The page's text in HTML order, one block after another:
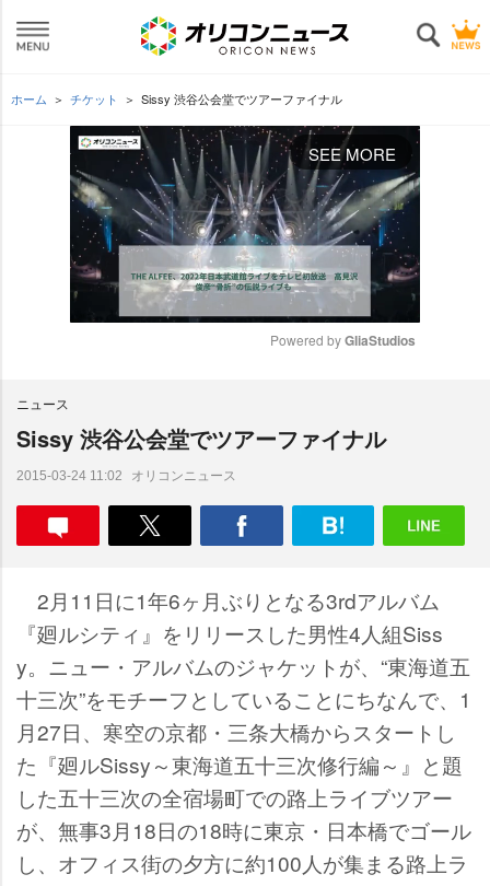
ホーム チケット Sissy 渋谷公会堂でツアーファイナル
SEE MORE
e
Powered by GliaStudios
ニュース
Sissy 渋谷公会堂でツアーファイナル
2015-03-24 11:02 オリコンニュース
2月11日に1年6ヶ月ぶりとなる3rdアルバム
『廻ルシティ』をリリースした男性4人組Siss
y。ニュー・アルバムのジャケットが、“東海道五
十三次”をモチーフとしていることにちなんで、1
月27日、寒空の京都・三条大橋からスタートし
た『廻ルSissy～東海道五十三次修行編～』と題
した五十三次の全宿場町での路上ライブツアー
が、無事3月18日の18時に東京・日本橋でゴール
し、オフィス街の夕方に約100人が集まる路上ラ